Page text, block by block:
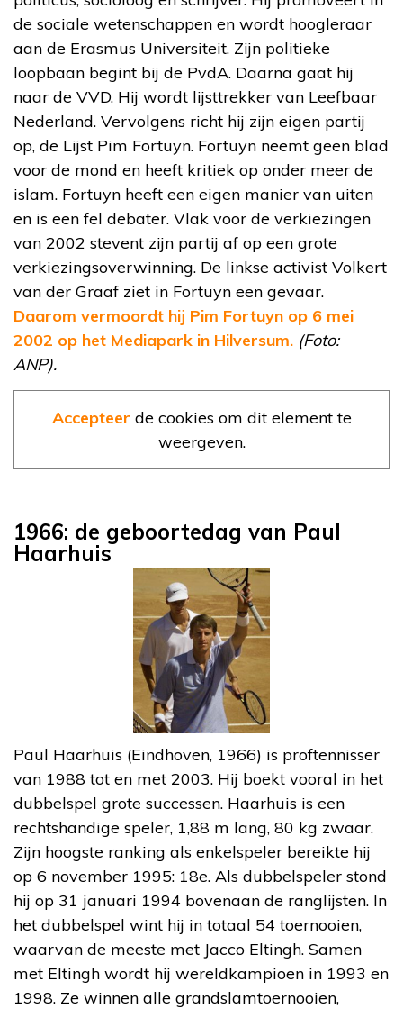
de sociale wetenschappen en wordt hoogleraar
aan de Erasmus Universiteit. Zijn politieke
loopbaan begint bij de PvdA. Daarna gaat hij
naar de VVD. Hij wordt lijsttrekker van Leefbaar
Nederland. Vervolgens richt hij zijn eigen partij
op, de Lijst Pim Fortuyn. Fortuyn neemt geen blad
voor de mond en heeft kritiek op onder meer de
islam. Fortuyn heeft een eigen manier van uiten
en is een fel debater. Vlak voor de verkiezingen
van 2002 stevent zijn partij af op een grote
verkiezingsoverwinning. De linkse activist Volkert
van der Graaf ziet in Fortuyn een gevaar.
Daarom vermoordt hij Pim Fortuyn op 6 mei
2002 op het Mediapark in Hilversum. (Foto:
ANP).
Accepteer de cookies om dit element te
weergeven.
1966: de geboortedag van Paul
Haarhuis
Paul Haarhuis (Eindhoven, 1966) is proftennisser
van 1988 tot en met 2003. Hij boekt vooral in het
dubbelspel grote successen. Haarhuis is een
rechtshandige speler, 1,88 m lang, 80 kg zwaar.
Zijn hoogste ranking als enkelspeler bereikte hij
op 6 november 1995: 18e. Als dubbelspeler stond
hij op 31 januari 1994 bovenaan de ranglijsten. In
het dubbelspel wint hij in totaal 54 toernooien,
waarvan de meeste met Jacco Eltingh. Samen
met Eltingh wordt hij wereldkampioen in 1993 en
1998. Ze winnen alle grandslamtoernooien,